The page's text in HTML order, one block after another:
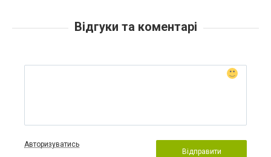
Відгуки та коментарі
Авторизуватись
Відправити